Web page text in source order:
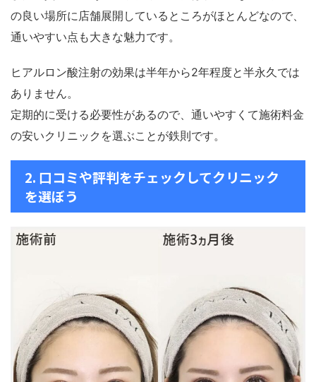
の良い場所に店舗展開しているところがほとんどなので、
通いやすい点も大きな魅力です。
ヒアルロン酸注射の効果は半年から2年程度と半永久では
ありません。
定期的に受ける必要性があるので、通いやすくて施術料金
の安いクリニックを選ぶことが鉄則です。
2. 口コミや評判をチェックしてクリニック
を選ぼう